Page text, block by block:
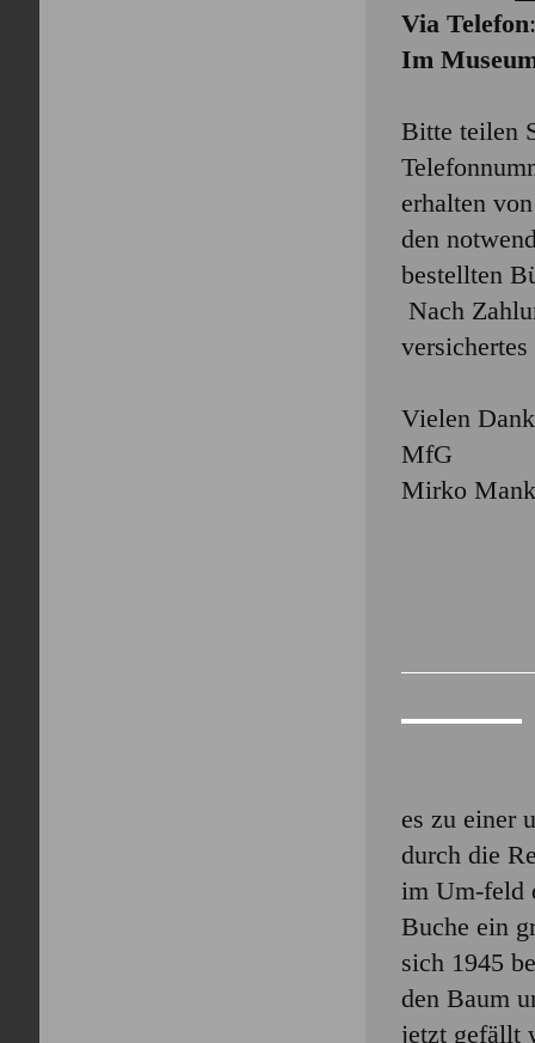
Via Telefon
Im
Bitte teilen
erhalten
den
bestellten
Nach
Vielen Dank
MfG
Mirko
es zu einer
durch die
im Um-feld
Buche ein
sich 1945
den Baum
jetzt gefällt